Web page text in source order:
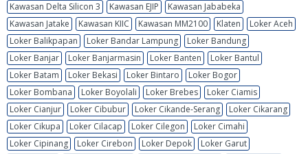
Kawasan Delta Silicon 3
Kawasan EJIP
Kawasan Jababeka
Kawasan Jatake
Kawasan KIIC Kawasan MM2100 Klaten
Loker Aceh
Loker Balikpapan
Loker Bandar Lampung
Loker Bandung
Loker Banjar
Loker Banjarmasin Loker Banten
Loker Bantul
Loker Batam
Loker Bekasi Loker Bintaro
Loker Bogor
Loker Bombana
Loker Boyolali Loker Brebes
Loker Ciamis
Loker Cianjur
Loker Cibubur Loker Cikande-Serang
Loker Cikarang
Loker Cikupa
Loker Cilacap Loker Cilegon
Loker Cimahi
Loker Cipinang
Loker Cirebon Loker Depok
Loker Garut